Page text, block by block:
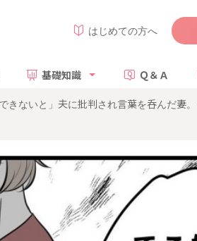
はじめての方へ
基礎知識 Ｑ＆Ａ
きないと」夫に批判され言葉を呑んだ